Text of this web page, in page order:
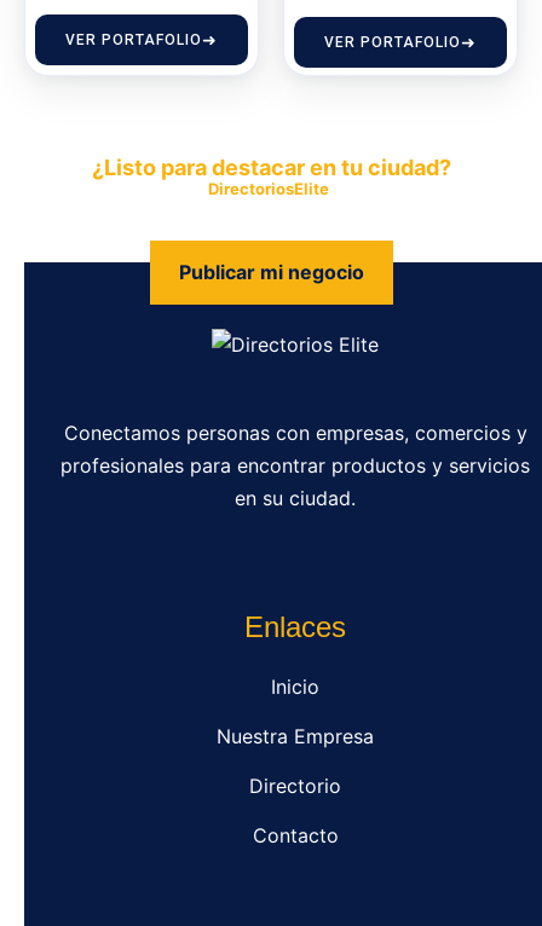
VER PORTAFOLIO VER PORTAFOLIO
¿Listo para destacar en tu ciudad?
DirectoriosElite
Publicar mi negocio
Conectamos personas con empresas, comercios y
profesionales para encontrar productos y servicios
en su ciudad.
Enlaces
Inicio
Nuestra Empresa
Directorio
Contacto